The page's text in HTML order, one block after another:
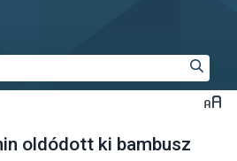
oldódott ki bambusz